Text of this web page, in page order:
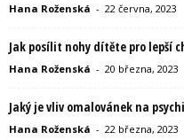
Hana Roženská - 22 června, 2023
Jak posílit nohy dítěte pro lepší
Hana Roženská - 20 března, 2023
Jaký je vliv omalovánek na
Hana Roženská - 22 března, 2023